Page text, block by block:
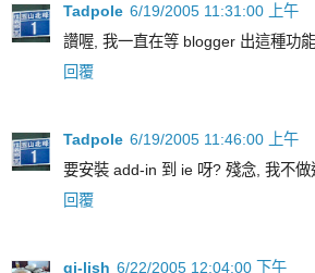
Tadpole 6/19/2005 11:31:00 上午
讚喔, 我一直在等 blogger 出這種功
回覆
Tadpole 6/19/2005 11:46:00 上午
要安裝 add-in 到 ie 呀? 殘念, 我不做
回覆
gi-lish 6/22/2005 12:04:00 下午